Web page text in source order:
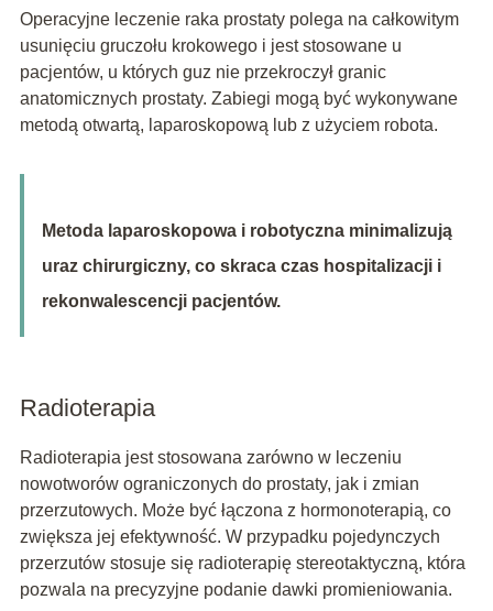
Operacyjne leczenie raka prostaty polega na całkowitym
usunięciu gruczołu krokowego i jest stosowane u
pacjentów, u których guz nie przekroczył granic
anatomicznych prostaty. Zabiegi mogą być wykonywane
metodą otwartą, laparoskopową lub z użyciem robota.
Metoda laparoskopowa i robotyczna minimalizują
uraz chirurgiczny, co skraca czas hospitalizacji i
rekonwalescencji pacjentów.
Radioterapia
Radioterapia jest stosowana zarówno w leczeniu
nowotworów ograniczonych do prostaty, jak i zmian
przerzutowych. Może być łączona z hormonoterapią, co
zwiększa jej efektywność. W przypadku pojedynczych
przerzutów stosuje się radioterapię stereotaktyczną, która
pozwala na precyzyjne podanie dawki promieniowania.